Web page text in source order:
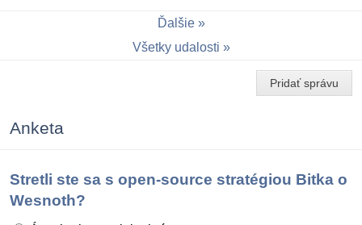
Ďalšie
Všetky udalosti
Pridať správu
Anketa
Stretli ste sa s open-source stratégiou Bitka o
Wesnoth?